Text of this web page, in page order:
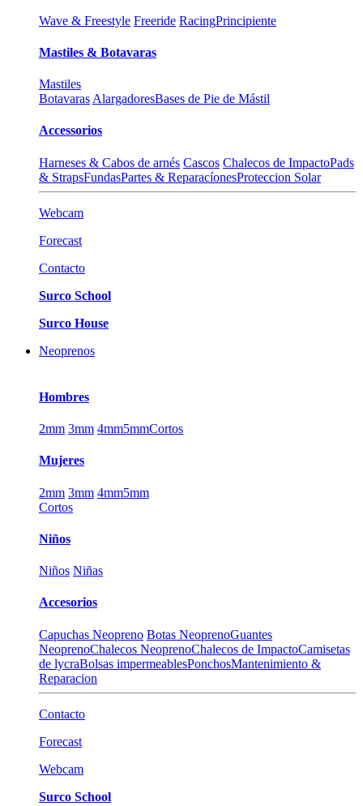
Wave & Freestyle Freeride RacingPrincipiente
Mastiles & Botavaras
Mastiles
Botavaras AlargadoresBases de Pie de Mástil
Accessorios
Harneses & Cabos de arnés Cascos Chalecos de ImpactoPads
& StrapsFundasPartes & ReparacíonesProteccion Solar
Webcam
Forecast
Contacto
Surco School
Surco House
Neoprenos
Hombres
2mm 3mm 4mm5mmCortos
Mujeres
2mm 3mm 4mm5mm
Cortos
Niños
Niños Niñas
Accesorios
Capuchas Neopreno Botas NeoprenoGuantes
NeoprenoChalecos NeoprenoChalecos de ImpactoCamisetas
de lycraBolsas impermeablesPonchosMantenimiento &
Reparacion
Contacto
Forecast
Webcam
Surco School